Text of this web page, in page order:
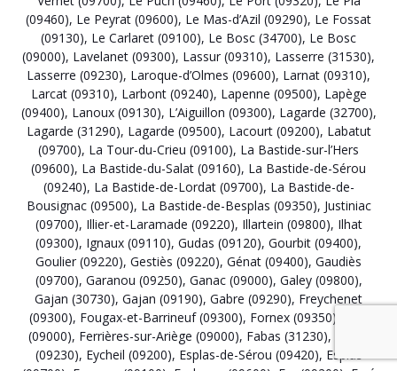
(09460), Le Peyrat (09600), Le Mas-d’Azil (09290), Le Fossat
(09130), Le Carlaret (09100), Le Bosc (34700), Le Bosc
(09000), Lavelanet (09300), Lassur (09310), Lasserre (31530),
Lasserre (09230), Laroque-d’Olmes (09600), Larnat (09310),
Larcat (09310), Larbont (09240), Lapenne (09500), Lapège
(09400), Lanoux (09130), L’Aiguillon (09300), Lagarde (32700),
Lagarde (31290), Lagarde (09500), Lacourt (09200), Labatut
(09700), La Tour-du-Crieu (09100), La Bastide-sur-l’Hers
(09600), La Bastide-du-Salat (09160), La Bastide-de-Sérou
(09240), La Bastide-de-Lordat (09700), La Bastide-de-
Bousignac (09500), La Bastide-de-Besplas (09350), Justiniac
(09700), Illier-et-Laramade (09220), Illartein (09800), Ilhat
(09300), Ignaux (09110), Gudas (09120), Gourbit (09400),
Goulier (09220), Gestiès (09220), Génat (09400), Gaudiès
(09700), Garanou (09250), Ganac (09000), Galey (09800),
Gajan (30730), Gajan (09190), Gabre (09290), Freychenet
(09300), Fougax-et-Barrineuf (09300), Fornex (09350)
(09000), Ferrières-sur-Ariège (09000), Fabas (31230),
(09230), Eycheil (09200), Esplas-de-Sérou (09420), Esplas